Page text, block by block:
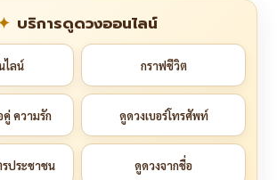
บริการดูดวงออนไลน์
ไลน์ กราฟชีวิต
คู่ ความรัก ดูดวงเบอร์โทรศัพท์
รประชาชน ดูดวงจากชื่อ